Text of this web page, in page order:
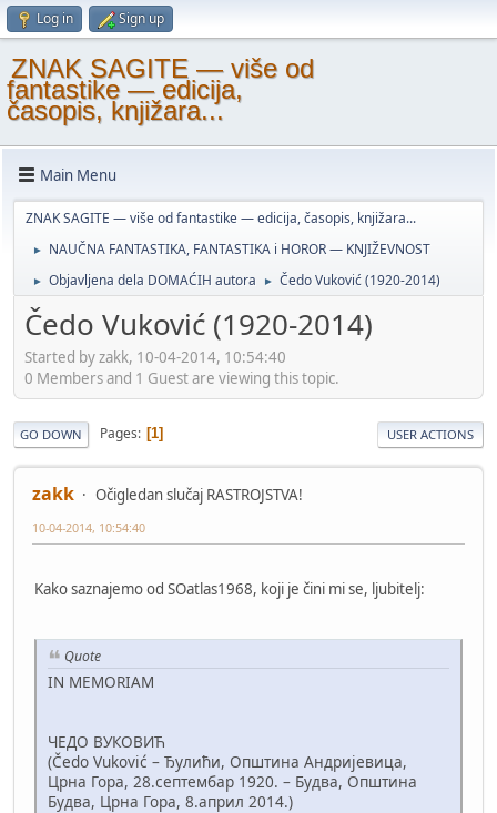
Log in Sign up
ZNAK SAGITE — više od
fantastike — edicija,
časopis, knjižara...
Main Menu
ZNAK SAGITE — više od fantastike — edicija, časopis, knjižara...
► NAUČNA FANTASTIKA, FANTASTIKA i HOROR — KNJIŽEVNOST
► Objavljena dela DOMAĆIH autora ► Čedo Vuković (1920-2014)
Čedo Vuković (1920-2014)
Started by zakk, 10-04-2014, 10:54:40
0 Members and 1 Guest are viewing this topic.
GO DOWN Pages 1 USER ACTIONS
zakk Očigledan slučaj RASTROJSTVA!
10-04-2014, 10:54:40
Kako saznajemo od SOatlas1968, koji je čini mi se, ljubitelj:
Quote
IN MEMORIAM
ЧЕДО ВУКОВИЋ
(Čedo Vuković – Ђулићи, Општина Андријевица,
Црна Гора, 28.септембар 1920. – Будва, Општина
Будва, Црна Гора, 8.април 2014.)